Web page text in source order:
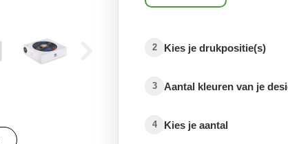
2 Kies je drukpositie(s)
3 Aantal kleuren van je
4 Kies je aantal